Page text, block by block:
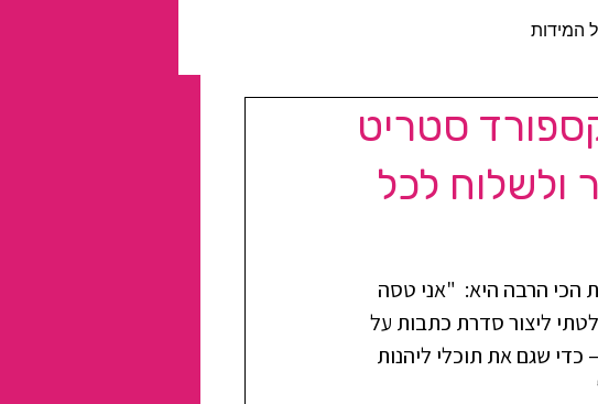
המידות
סטריט
ולשלוח לכל
הכי הרבה היא:  "אני טסה
ליצור סדרת כתבות על
כדי שגם את תוכלי ליהנות